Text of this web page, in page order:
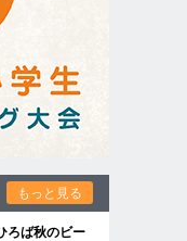
もっと見る
ろば秋のビー